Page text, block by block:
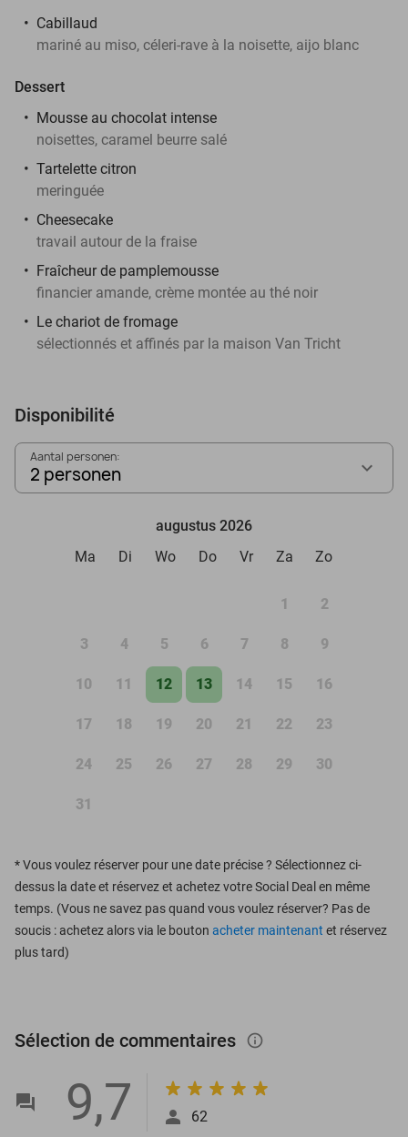
Cabillaud
mariné au miso, céleri-rave à la noisette, aijo blanc
Dessert
Mousse au chocolat intense
noisettes, caramel beurre salé
Tartelette citron
meringuée
Cheesecake
travail autour de la fraise
Fraîcheur de pamplemousse
financier amande, crème montée au thé noir
Le chariot de fromage
sélectionnés et affinés par la maison Van Tricht
Disponibilité
Aantal personen:
2 personen
augustus 2026
Ma
Di Wo Do Vr Za Zo
1 2
3 4 5 6 7 8 9
10 11 12 13 14 15 16
17 18 19 20 21 22 23
24 25 26 27 28 29 30
31
*Vous voulez réserver pour une date précise ? Sélectionnez ci-
dessus la date et réservez et achetez votre Social Deal en même
temps. (Vous ne savez pas quand vous voulez réserver? Pas de
soucis : achetez alors via le bouton acheter maintenant et réservez
plus tard)
Sélection de commentaires info_outlined
9,7 62